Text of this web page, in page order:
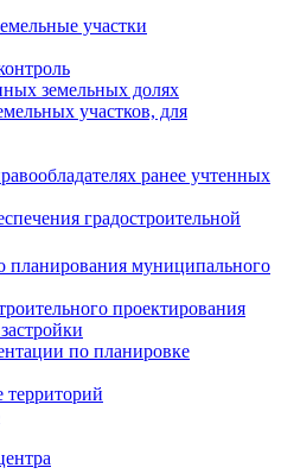
участки
земельных долях
участков, для
ранее учтенных
градостроительной
планирования муниципального
проектирования
по планировке
территорий